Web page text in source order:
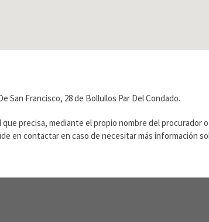
San Francisco, 28 de Bollullos Par Del Condado.
precisa, mediante el propio nombre del procurador
en contactar en caso de necesitar más información